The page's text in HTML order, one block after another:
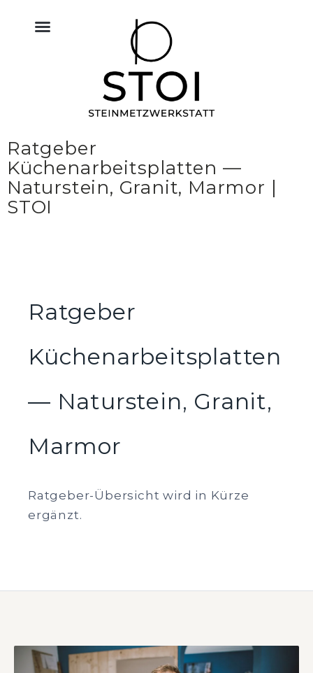
Ratgeber
Küchenarbeitsplatten —
Naturstein, Granit, Marmor |
STOI
Ratgeber
Küchenarbeitsplatten
— Naturstein, Granit,
Marmor
Ratgeber-Übersicht wird in Kürze
ergänzt.